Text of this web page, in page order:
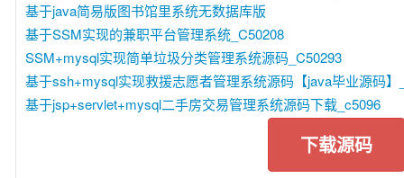
基于java简易版图书馆里系统无数据库版
基于SSM实现的兼职平台管理系统_C50208
SSM+mysql实现简单垃圾分类管理系统源码_C50293
基于ssh+mysql实现救援志愿者管理系统源码【java毕业源码】
基于jsp+servlet+mysql二手房交易管理系统源码下载_c5096
下载源码